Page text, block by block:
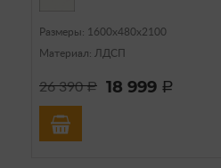
Размеры: 1600х480х2100
Материал: ЛДСП
26 390a 18 999 a